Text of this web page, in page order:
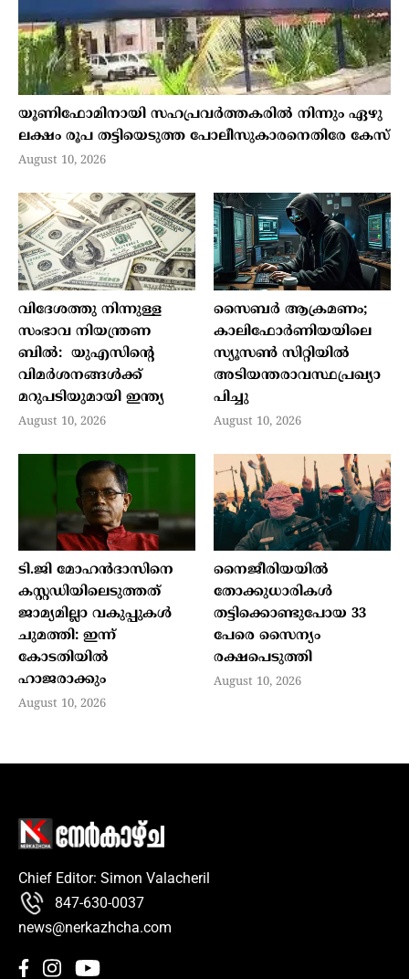
യൂണിഫോമിനായി സഹപ്രവര്‍ത്തകരില്‍ നിന്നും ഏഴു
ലക്ഷം രൂപ തട്ടിയെടുത്ത പോലീസുകാരനെതിരേ കേസ്
August 10, 2026
വിദേശത്തു നിന്നുള്ള
സംഭാവ നിയന്ത്രണ
ബില്‍: യുഎസിന്റെ
വിമര്‍ശനങ്ങള്‍ക്ക്
മറുപടിയുമായി ഇന്ത്യ
August 10, 2026
സൈബര്‍ ആക്രമണം;
കാലിഫോര്‍ണിയയിലെ
സ്യൂസണ്‍ സിറ്റിയില്‍
അടിയന്തരാവസ്ഥപ്രഖ്യാ
പിച്ചു
August 10, 2026
ടി.ജി മോഹന്‍ദാസിനെ
കസ്റ്റഡിയിലെടുത്തത്
ജാമ്യമില്ലാ വകുപ്പുകള്‍
ചുമത്തി: ഇന്ന്
കോടതിയില്‍
ഹാജരാക്കും
August 10, 2026
നൈജീരിയയില്‍
തോക്കുധാരികള്‍
തട്ടിക്കൊണ്ടുപോയ 33
പേരെ സൈന്യം
രക്ഷപെടുത്തി
August 10, 2026
Chief Editor: Simon Valacheril
847-630-0037
news@nerkazhcha.com